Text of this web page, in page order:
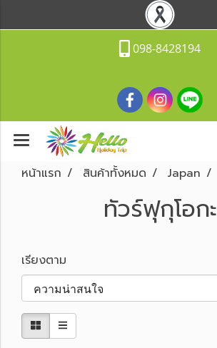
098-8428194
หน้าแรก สินค้าทั้งหมด Japan
ทัวร์ฟุกุโอกะ
เรียงตาม